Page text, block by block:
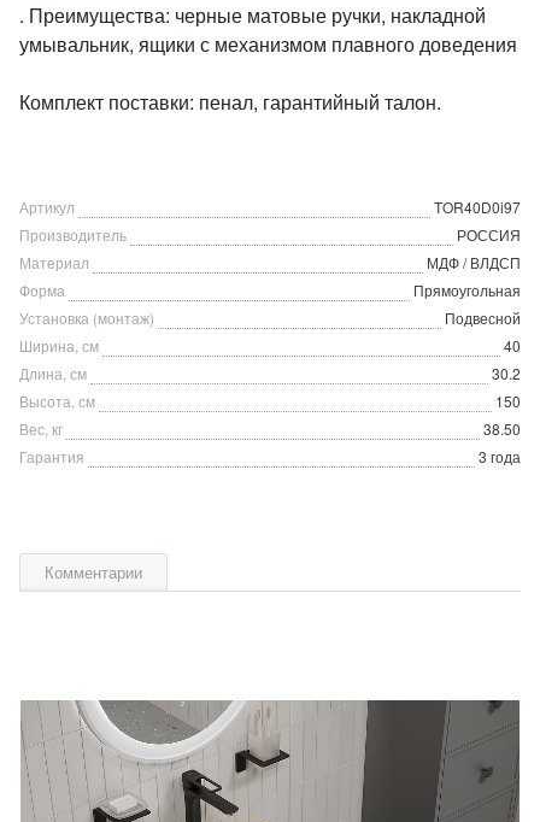
. Преимущества: черные матовые ручки, накладной
умывальник, ящики с механизмом плавного доведения
Комплект поставки: пенал, гарантийный талон.
Артикул
TOR40D0i97
Производитель
РОССИЯ
Материал
МДФ / ВЛДСП
Форма
Прямоугольная
Установка (монтаж)
Подвесной
Ширина, см
40
Длина, см
30.2
Высота, см
150
Вес, кг
38.50
Гарантия
3 года
Комментарии